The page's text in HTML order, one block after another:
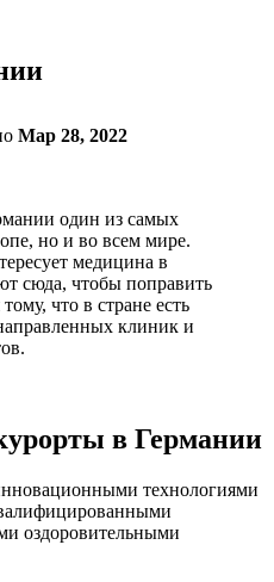
Мар 28, 2022
один из самых
но и во всем мире.
медицина в
сюда, чтобы поправить
что в стране есть
клиник и
в Германии
технологиями
оздоровительными